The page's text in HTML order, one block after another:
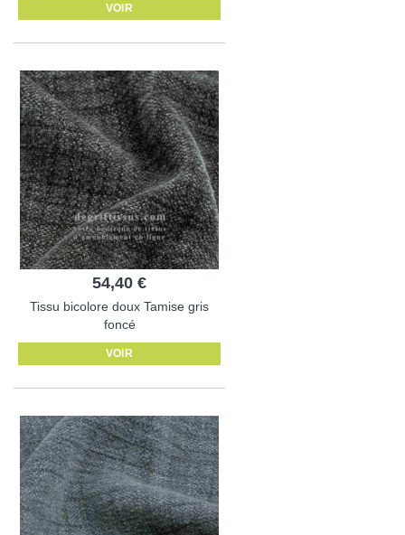
VOIR
54,40 €
Tissu bicolore doux Tamise gris
foncé
VOIR